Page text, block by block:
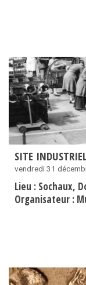
SITE
vendredi 31
Lieu : Sochaux
Organisateur :